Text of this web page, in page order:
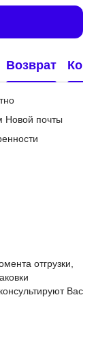
Возврат
Новой почты
отгрузки,
Вас